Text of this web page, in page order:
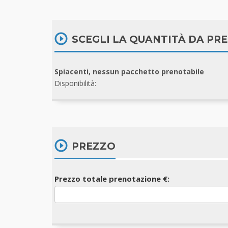
SCEGLI LA QUANTITÀ DA
Spiacenti, nessun pacchetto prenotabile
Disponibilità:
PREZZO
Prezzo totale prenotazione €: